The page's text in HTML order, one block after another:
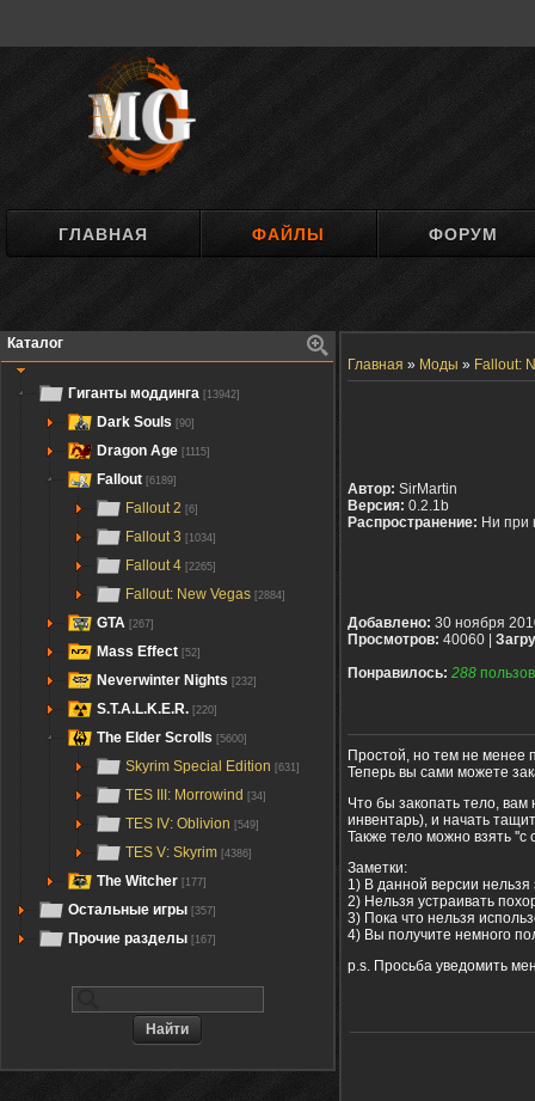
ГЛАВНАЯ ФАЙЛЫ ФОРУМ
Каталог
Гиганты моддинга [13942]
Dark Souls [90]
Dragon Age [1115]
Fallout [6189]
Fallout 2 [6]
Fallout 3 [1034]
Fallout 4 [2265]
Fallout: New Vegas [2884]
GTA [267]
Mass Effect [52]
Neverwinter Nights [232]
S.T.A.L.K.E.R. [220]
The Elder Scrolls [5600]
Skyrim Special Edition [631]
TES III: Morrowind [34]
TES IV: Oblivion [549]
TES V: Skyrim [4386]
The Witcher [177]
Остальные игры [357]
Прочие разделы [167]
Главная » Моды » Fallout:
Автор: SirMartin
Версия: 0.2.1b
Распространение: Ни при
Добавлено: 30 ноября
Просмотров: 40060 |
Понравилось: 288
Простой, но тем не менее
Теперь вы сами можете
Что бы закопать тело,
инвентарь), и начать
Также тело можно взять
Заметки:
1) В данной версии
2) Нельзя устраивать
3) Пока что нельзя
4) Вы получите немного
p.s. Просьба уведомить